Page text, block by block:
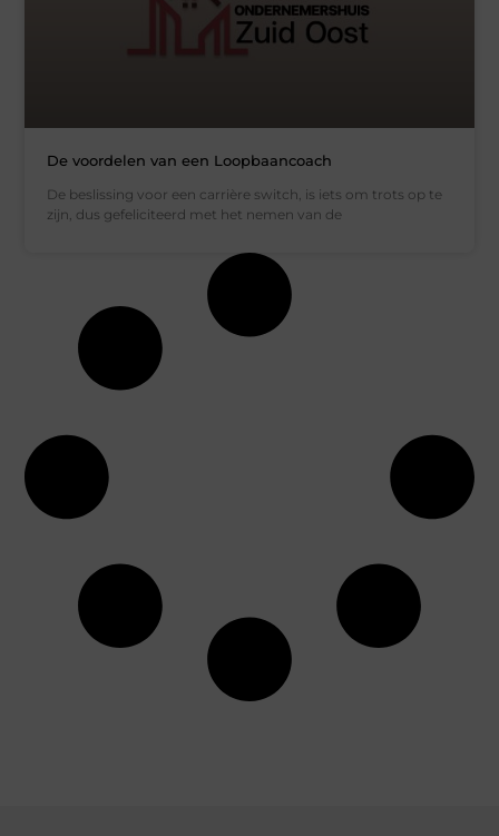
De voordelen van een Loopbaancoach
De beslissing voor een carrière switch, is iets om trots op te
zijn, dus gefeliciteerd met het nemen van de